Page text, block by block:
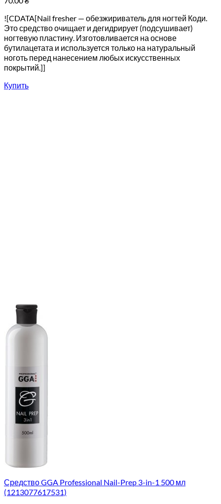
![CDATA[Nail fresher — обезжириватель для ногтей Коди.
Это средство очищает и дегидрирует (подсушивает)
ногтевую пластину. Изготовливается на основе
бутилацетата и используется только на натуральный
ноготь перед нанесением любых искусственных
покрытий.]]
Купить
Средство GGA Professional Nail-Prep 3-in-1 500 мл
(1213077617531)